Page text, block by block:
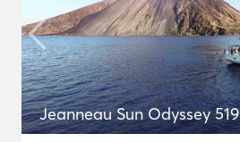
Jeanneau Sun Odyssey 519